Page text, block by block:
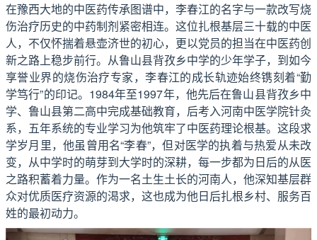
在豫西大地的中医药传承图谱中，李春江的名字与一款改写烧
伤治疗历史的中药制剂紧密相连。这位扎根基层三十载的中医
人，不仅怀揣着悬壶济世的初心，更以党员的担当在中医药创
新之路上稳步前行。从鲁山县背孜乡中学的少年学子，到如今
享誉业界的烧伤治疗专家，李春江的成长轨迹始终镌刻着“勤
学笃行”的印记。1984年至1997年，他先后在鲁山县背孜乡中
学、鲁山县第二高中完成基础教育，后考入河南中医学院针灸
系，五年系统的专业学习为他筑牢了中医药理论根基。这段求
学岁月里，他虽曾用名“李春”，但对医学的执着与热爱从未改
变，从中学时的萌芽到大学时的深耕，每一步都为日后的从医
之路积蓄着力量。作为一名土生土长的河南人，他深知基层群
众对优质医疗资源的渴求，这也成为他日后扎根乡村、服务百
姓的最初动力。